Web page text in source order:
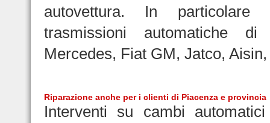
autovettura. In particolare
trasmissioni automatiche
Mercedes, Fiat GM, Jatco,
Riparazione anche per i clienti di Piacenza e provincia
Interventi su cambi